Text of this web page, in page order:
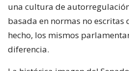
una cultura de
basada en normas no escritas
hecho, los mismos
diferencia.